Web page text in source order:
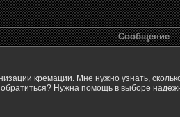
Сообщение
кремации. Мне нужно узнать,
Нужна помощь в выборе